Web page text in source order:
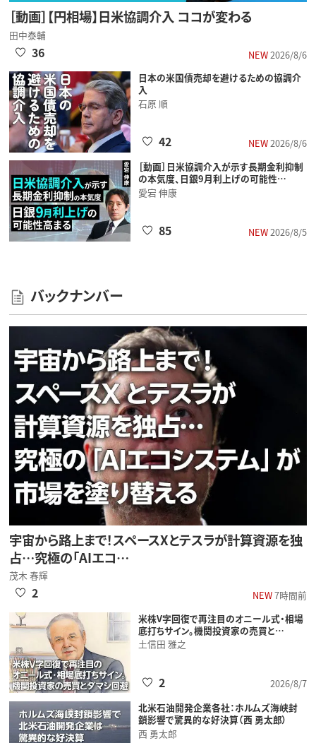
［動画］【円相場】日米協調介入 ココが変わる
田中泰輔
NEW2026/8/6
36
日本の米国債売却を避けるための協調介
入
石原 順
NEW2026/8/6
42
［動画］日米協調介入が示す長期金利抑制
の本気度、日銀9月利上げの可能性…
愛宕 伸康
NEW2026/8/5
85
バックナンバー
宇宙から路上まで！スペースXとテスラが計算資源を独
占…究極の「AIエコ…
茂木 春輝
NEW7時間前
2
米株V字回復で再注目のオニール式・相場
底打ちサイン。機関投資家の売買と…
土信田 雅之
2026/8/7
2
北米石油開発企業各社：ホルムズ海峡封
鎖影響で驚異的な好決算（西 勇太郎）
西 勇太郎